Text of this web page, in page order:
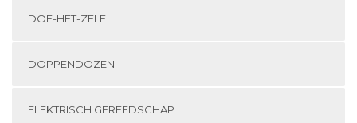
DOE-HET-ZELF
DOPPENDOZEN
ELEKTRISCH GEREEDSCHAP